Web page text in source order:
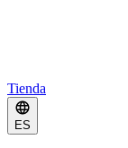
Tienda
ES